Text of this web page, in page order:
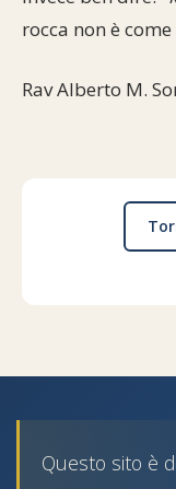
rocca non è
Rav Alberto M.
Questo sito è